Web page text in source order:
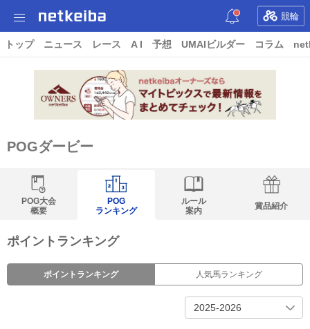
競輪
トップ ニュース レース A I 予想 UMAIビルダー コラム
POGダービー
POG大会
概要
POG
ランキング
ルール
案内
賞品紹介
ポイントランキング
ポイントランキング 人気馬ランキング